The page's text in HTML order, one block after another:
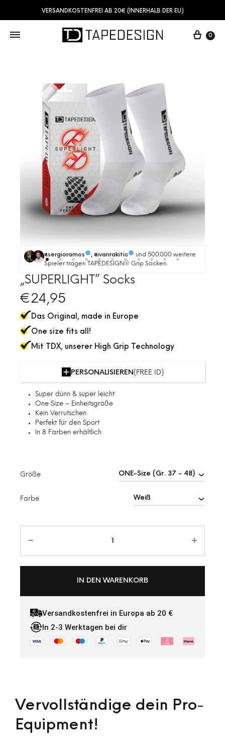
VERSANDKOSTENFREI AB 20€ (INNERHALB DER EU)
0
@sergioramos , @ivanrakitic
und 500.000 weitere
Spieler tragen TAPEDESIGN® Grip Socken.
„SUPERLIGHT” Socks
€24,95
Das Original, made in Europe
One size fits all!
Mit TDX, unserer High Grip Technology
PERSONALISIEREN (FREE ID)
Super dünn & super leicht
One Size – Einheitsgröße
Kein Verrutschen
Perfekt für den Sport
In 8 Farben erhältlich
Größe
Farbe
IN DEN WARENKORB
Versandkostenfrei in Europa ab 20 €
In 2-3 Werktagen bei dir
Vervollständige dein Pro-
Equipment!